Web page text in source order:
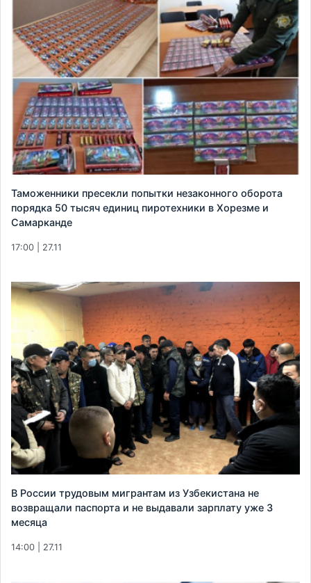
Таможенники пресекли попытки незаконного оборота
порядка 50 тысяч единиц пиротехники в Хорезме и
Самарканде
17:00 | 27.11
В России трудовым мигрантам из Узбекистана не
возвращали паспорта и не выдавали зарплату уже 3
месяца
14:00 | 27.11